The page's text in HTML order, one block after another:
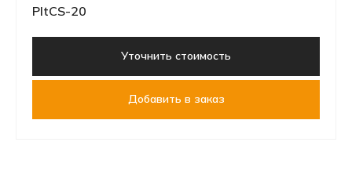
PltСS-20
Уточнить стоимость
Добавить в заказ